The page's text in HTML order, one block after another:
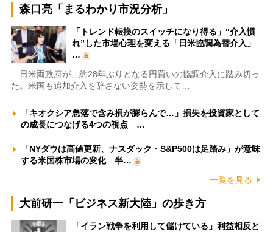
森口亮「まるわかり市況分析」
「トレンド転換のスイッチになり得る」“介入慣
れ”した市場心理を変える「日米協調為替介入」
…
日米両政府が、約28年ぶりとなる円買いの協調介入に踏み切っ
た。米国も追加介入を辞さない姿勢を示して…
「キオクシア急落で含み損が膨らんで…」損失を投資家として
の成長につなげる4つの視点 …
「NYダウは高値更新、ナスダック・S&P500は足踏み」が意味
する米国株市場の変化 半…
一覧を見る
大前研一「ビジネス新大陸」の歩き方
「イラン戦争を利用して儲けている」利益相反と